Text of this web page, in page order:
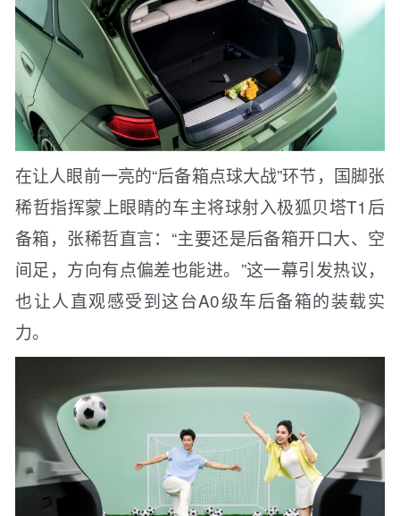
在让人眼前一亮的“后备箱点球大战”环节，国脚张
稀哲指挥蒙上眼睛的车主将球射入极狐贝塔T1后
备箱，张稀哲直言：“主要还是后备箱开口大、空
间足，方向有点偏差也能进。”这一幕引发热议，
也让人直观感受到这台A0级车后备箱的装载实
力。